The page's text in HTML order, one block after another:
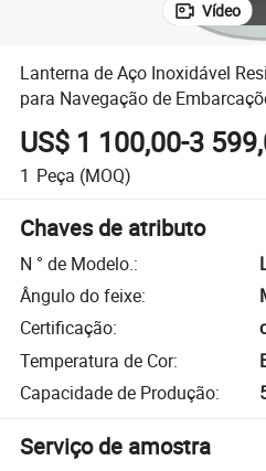
Vídeo
Lanterna de Aço Inoxidável
para Navegação de
Segurança Offshore, 1km-6km
Feixe Estreito
US$ 1 100,00-3
1 Peça (MOQ)
Chaves de atributo
N ° de Modelo.:
Ângulo do feixe:
Certificação:
Temperatura de Cor:
Capacidade de Produção:
Serviço de amostra